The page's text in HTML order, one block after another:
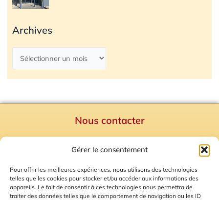
Gérer le consentement
Pour offrir les meilleures expériences, nous utilisons des technologies
telles que les cookies pour stocker et/ou accéder aux informations des
appareils. Le fait de consentir à ces technologies nous permettra de
traiter des données telles que le comportement de navigation ou les ID
Archives
Nous contacter
Mentions Légales
Plan du site
Gestion des Cookies